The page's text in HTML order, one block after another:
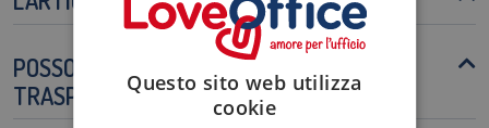
POSSO USARE LE SCATOLE PER
TRASPORTARE DOCUMENTI?
Questo sito web utilizza
cookie